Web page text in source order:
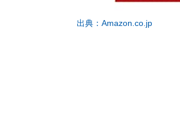
出典：Amazon.co.jp